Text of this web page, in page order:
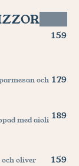
159
och 179
med aioli 189
oliver
159